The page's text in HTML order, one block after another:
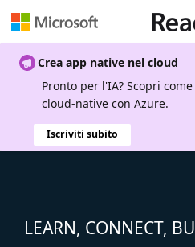
Crea app native nel cloud
Pronto per l'IA? Scopri
cloud-native con Azure.
Iscriviti subito
LEARN, CONNECT,